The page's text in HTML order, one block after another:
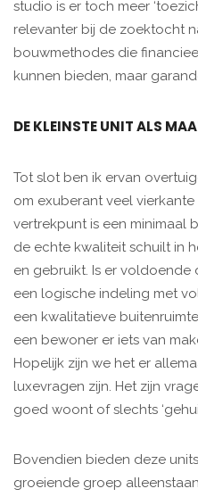
studio is er toch meer
relevanter bij de zoektocht
bouwmethodes die
kunnen bieden, maar
DE KLEINSTE UNIT ALS
Tot slot ben ik ervan
om exuberant veel vierkante
vertrekpunt is een minimaal
de echte kwaliteit schuilt in
en gebruikt. Is er voldoende
een logische indeling met
een kwalitatieve
een bewoner er iets van
Hopelijk zijn we het er
luxevragen zijn. Het zijn
goed woont of slechts
Bovendien bieden deze
groeiende groep